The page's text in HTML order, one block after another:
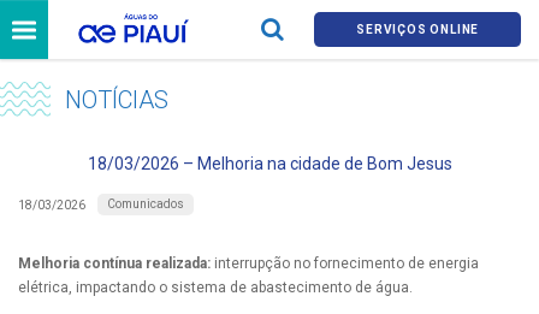
SERVIÇOS ONLINE
NOTÍCIAS
18/03/2026 – Melhoria na cidade de Bom Jesus
18/03/2026 Comunicados
Melhoria contínua realizada: interrupção no fornecimento de energia
elétrica, impactando o sistema de abastecimento de água.